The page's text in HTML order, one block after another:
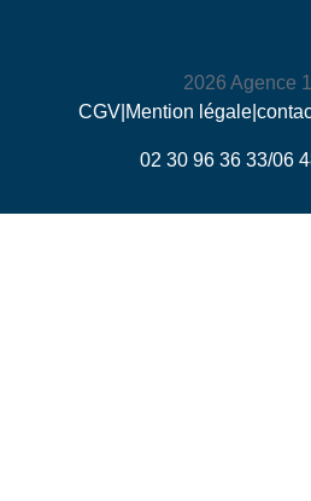
2026 Agence
CGV| Mention légale|
02 30 96 36 33/06